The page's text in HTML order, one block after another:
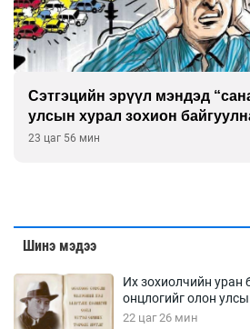
Улаан буудай ихэнх талбайд
ургажээ
Өчигдөр 15 цаг 30 мин
Шинэ мэдээ
Их зохиолчийн уран
онцлогийг олон
22 цаг 26 мин